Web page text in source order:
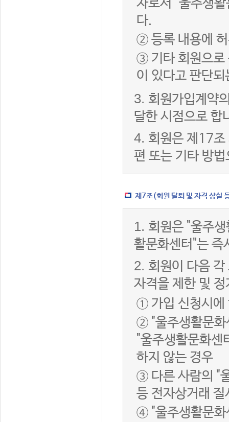
자로서 "울주생
다.
② 등록 내용에
③ 기타 회원으로
이 있다고 판단되
3. 회원가입계약
달한 시점으로 합
4. 회원은 제17조
편 또는 기타 방
제7조(회원 탈퇴 및 자격 상실
1. 회원은 "울주
활문화센터"는 즉
2. 회원이 다음
자격을 제한 및
① 가입 신청시에
② "울주생활문화
"울주생활문화센
하지 않는 경우
③ 다른 사람의 "
등 전자상거래
④ "울주생활문화